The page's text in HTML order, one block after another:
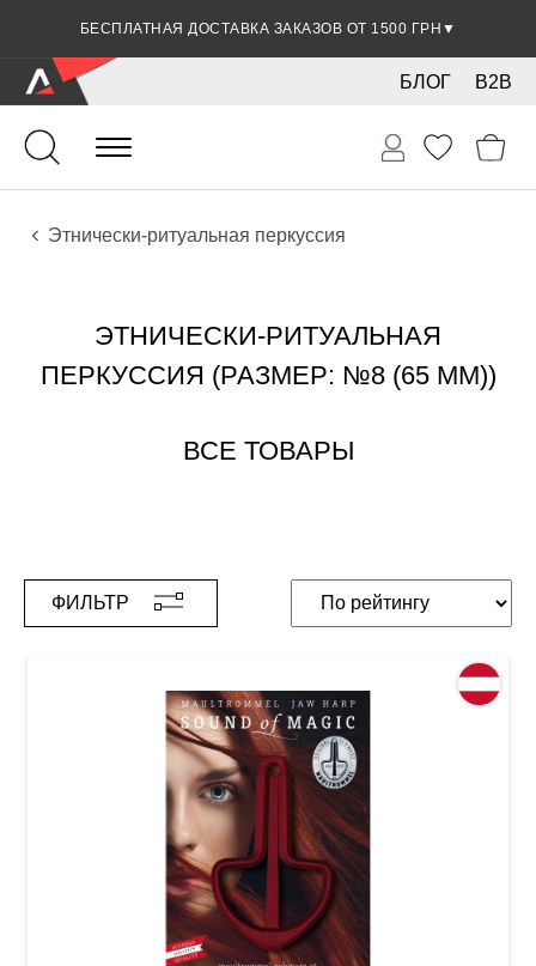
БЕСПЛАТНАЯ ДОСТАВКА ЗАКАЗОВ ОТ 1500 ГРН ▼
СКИДКА 5% ПРИ ОПЛАТЕ БАНКОВСКОЙ КАРТОЧКОЙ
B2B
БЛОГ
Ударные
Перкуссия
Инструменты
Этнически-ритуальная перкуссия
ЭТНИЧЕСКИ-РИТУАЛЬНАЯ
ПЕРКУССИЯ (РАЗМЕР: №8 (65 ММ))
ВСЕ ТОВАРЫ
ФИЛЬТР